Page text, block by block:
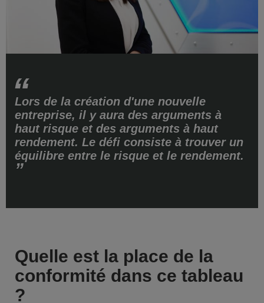
Lors de la création d'une nouvelle
entreprise, il y aura des arguments à
haut risque et des arguments à haut
rendement. Le défi consiste à trouver un
équilibre entre le risque et le rendement.
Quelle est la place de la
conformité dans ce tableau
?